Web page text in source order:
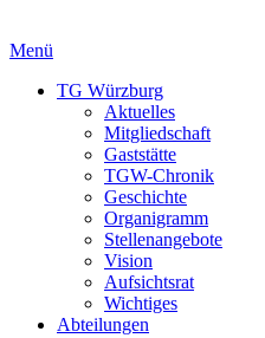
Menü
TG Würzburg
Aktuelles
Mitgliedschaft
Gaststätte
TGW-Chronik
Geschichte
Organigramm
Stellenangebote
Vision
Aufsichtsrat
Wichtiges
Abteilungen